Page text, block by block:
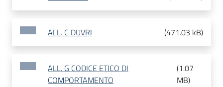
ALL. C DUVRI (471.03 kB)
ALL. G CODICE ETICO DI
COMPORTAMENTO
(1.07
MB)